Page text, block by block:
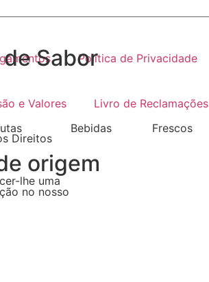
Sabor
Bebidas Frescos
origem
Política de Privacidade
e Valores Livro de Reclamações
Direitos
lhe uma
no nosso